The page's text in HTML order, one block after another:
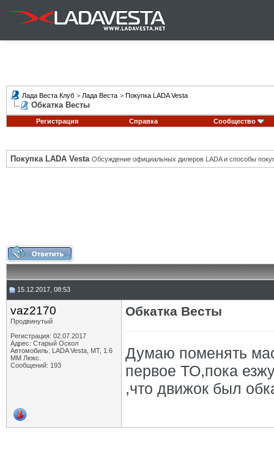
Лада Веста Клуб > Лада Веста > Покупка LADA Vesta
Обкатка Весты
Регистрация Справка Сообщество
Покупка LADA Vesta Обсуждение официальных дилеров LADA и способы
15.12.2017, 08:53
vaz2170
Продвинутый
Регистрация: 02.07.2017
Адрес: Старый Оскол
Автомобиль: LADA Vesta, МТ, 1.6
ММ Люкс.
Сообщений: 193
Обкатка Весты
Думаю поменять
первое ТО,пока
,что движок был